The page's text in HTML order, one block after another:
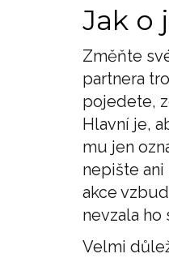
Jak o
Změňte
partnera
pojedete,
Hlavní je,
mu jen
nepište
akce
nevzala ho
Velmi